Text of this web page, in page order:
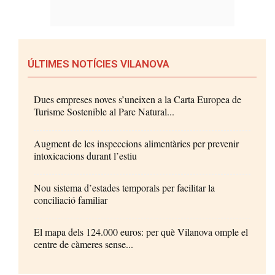
ÚLTIMES NOTÍCIES VILANOVA
Dues empreses noves s’uneixen a la Carta Europea de
Turisme Sostenible al Parc Natural...
Augment de les inspeccions alimentàries per prevenir
intoxicacions durant l’estiu
Nou sistema d’estades temporals per facilitar la
conciliació familiar
El mapa dels 124.000 euros: per què Vilanova omple el
centre de càmeres sense...